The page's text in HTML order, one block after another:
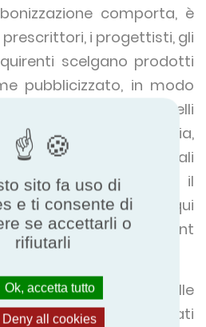
comporta, è
i progettisti, gli
scelgano prodotti
pubblicizzato, in modo
corrispondano a quelli
progettazione. Tuttavia,
dichiarate e quelle reali
si fa a scegliere il
il proprio progetto? È qui
certificate Eurovent
Questo perché:
dati precisi sulle
sono stati testati
sito fa uso di
e ti consente di
se accettarli o
rifiutarli
Ok, accetta tutto
Deny all cookies